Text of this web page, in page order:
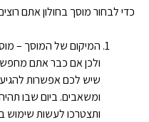
כדי לבחור מוסך בחולון אתם
המיקום של המוסך –
ולכן אם כבר אתם
שיש לכם אפשרות
ומשאבים. ביום שבו
ותצטרכו לעשות